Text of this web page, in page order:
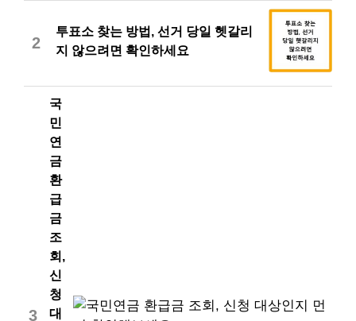
2
투표소 찾는 방법, 선거 당일 헷갈리
지 않으려면 확인하세요
3
국
민
연
금
환
급
금
조
회,
신
청
대